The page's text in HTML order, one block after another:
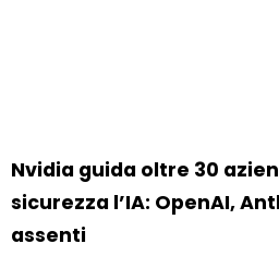
Nvidia guida oltre 30
sicurezza l’IA: OpenAI,
assenti